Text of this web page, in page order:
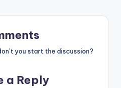
you start the discussion?
a Reply